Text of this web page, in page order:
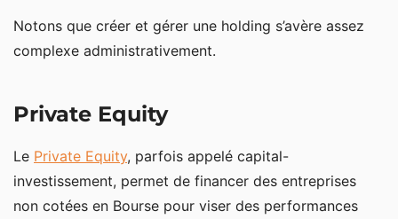
Notons que créer et gérer une holding s’avère assez
complexe administrativement.
Private Equity
Le Private Equity, parfois appelé capital-
investissement, permet de financer des entreprises
non cotées en Bourse pour viser des performances